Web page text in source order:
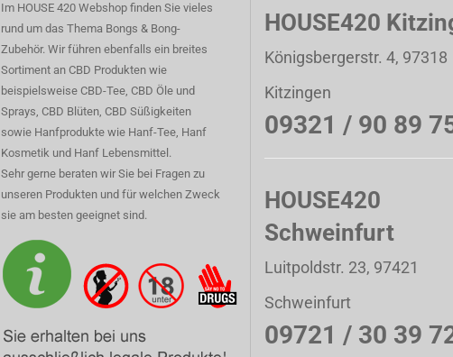
Im HOUSE 420 Webshop finden Sie vieles
rund um das Thema Bongs & Bong-
Zubehör. Wir führen ebenfalls ein breites
Sortiment an CBD Produkten wie
beispielsweise CBD-Tee, CBD Öle und
Sprays, CBD Blüten, CBD Süßigkeiten
sowie Hanfprodukte wie Hanf-Tee, Hanf
Kosmetik und Hanf Lebensmittel.
Sehr gerne beraten wir Sie bei Fragen zu
unseren Produkten und für welchen Zweck
sie am besten geeignet sind.
HOUSE420
Königsbergerstr. 4, 97318
Kitzingen
09321 / 90 89
HOUSE420
Schweinfurt
Luitpoldstr. 23, 97421
Schweinfurt
09721 / 30 39